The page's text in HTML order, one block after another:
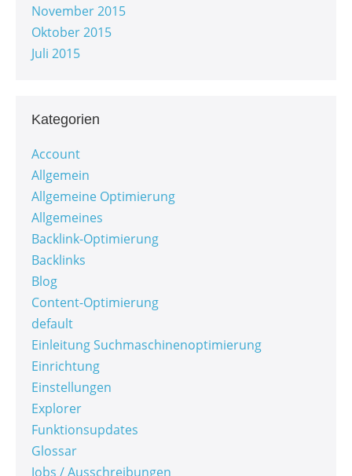
November 2015
Oktober 2015
Juli 2015
Kategorien
Account
Allgemein
Allgemeine Optimierung
Allgemeines
Backlink-Optimierung
Backlinks
Blog
Content-Optimierung
default
Einleitung Suchmaschinenoptimierung
Einrichtung
Einstellungen
Explorer
Funktionsupdates
Glossar
Jobs / Ausschreibungen